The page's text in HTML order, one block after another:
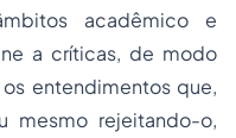
acadêmico e
a críticas, de modo
entendimentos que,
mesmo rejeitando-o,